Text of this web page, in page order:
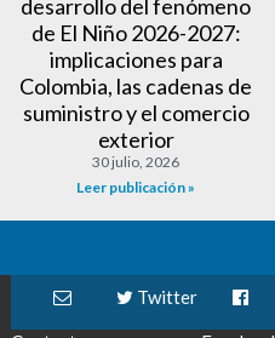
desarrollo del fenómeno
de El Niño 2026-2027:
implicaciones para
Colombia, las cadenas de
suministro y el comercio
exterior
30 julio, 2026
Leer publicación »
Twitter